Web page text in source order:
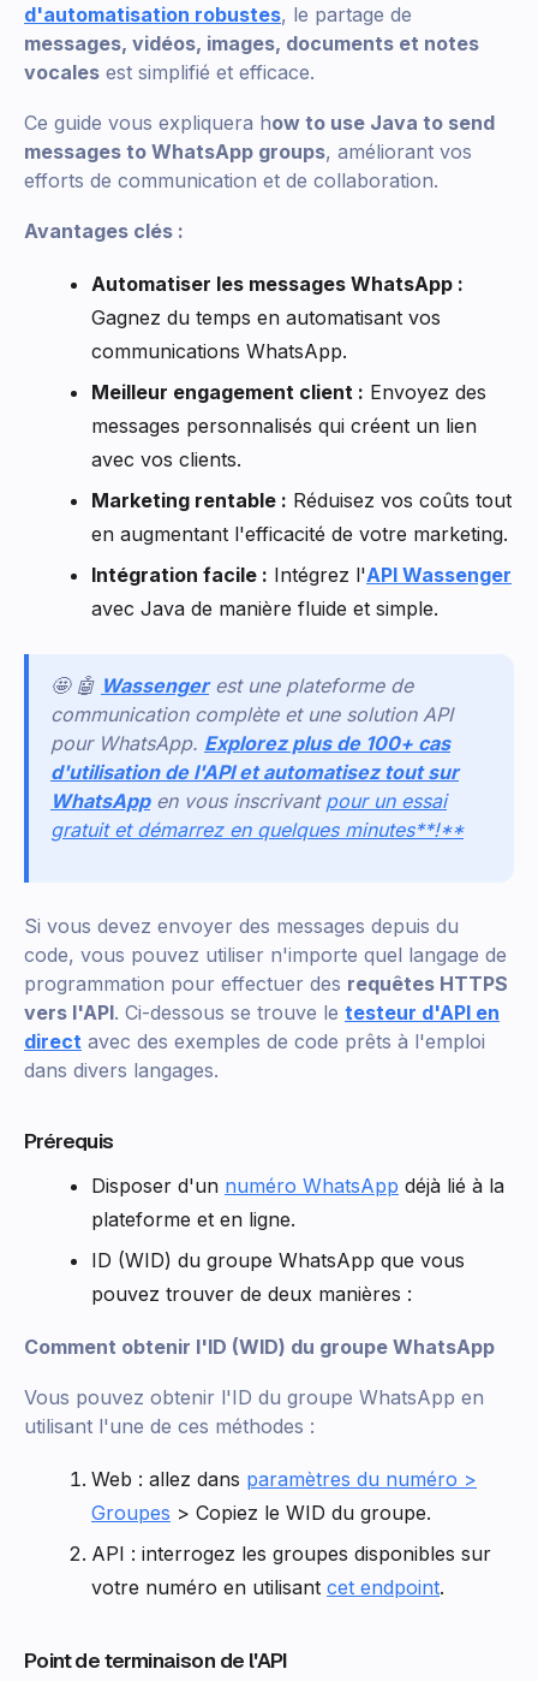
d'automatisation robustes, le partage de
messages, vidéos, images, documents et notes
vocales est simplifié et efficace.
Ce guide vous expliquera how to use Java to send
messages to WhatsApp groups, améliorant vos
efforts de communication et de collaboration.
Avantages clés :
Automatiser les messages WhatsApp :
Gagnez du temps en automatisant vos
communications WhatsApp.
Meilleur engagement client : Envoyez des
messages personnalisés qui créent un lien
avec vos clients.
Marketing rentable : Réduisez vos coûts tout
en augmentant l'efficacité de votre marketing.
Intégration facile : Intégrez l'API Wassenger
avec Java de manière fluide et simple.
🤩 🤖 Wassengerest une plateforme de
communication complète et une solution API
pour WhatsApp. Explorez plus de 100+ cas
d'utilisation de l'API et automatisez tout sur
WhatsAppen vous inscrivant pour un essai
gratuit et démarrez en quelques minutes**!**
Si vous devez envoyer des messages depuis du
code, vous pouvez utiliser n'importe quel langage de
programmation pour effectuer des requêtes HTTPS
vers l'API. Ci-dessous se trouve le testeur d'API en
direct avec des exemples de code prêts à l'emploi
dans divers langages.
Prérequis
Disposer d'un numéro WhatsApp déjà lié à la
plateforme et en ligne.
ID (WID) du groupe WhatsApp que vous
pouvez trouver de deux manières :
Comment obtenir l'ID (WID) du groupe WhatsApp
Vous pouvez obtenir l'ID du groupe WhatsApp en
utilisant l'une de ces méthodes :
Web : allez dans paramètres du numéro >
Groupes > Copiez le WID du groupe.
API : interrogez les groupes disponibles sur
votre numéro en utilisant cet endpoint.
Point de terminaison de l'API